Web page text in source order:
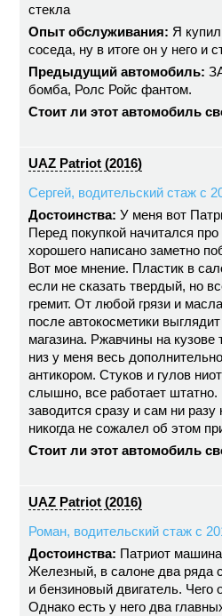
стекла
Опыт обслуживания: Я
соседа, ну в итоге он у него и
Предыдущий автомобиль:
бомба, Ролс Ройс фантом.
Стоит ли этот автомобиль
UAZ Patriot (2016)
Сергей, водительский стаж с
Достоинства: У меня вот
Перед покупкой начитался про
хорошего написано заметно
Вот мое мнение. Пластик в
если не сказать твердый, но
гремит. От любой грязи и
после автокосметики
магазина. Ржавчины на кузове
низ у меня весь
антикором. Стуков и гулов
слышно, все работает штатно.
заводится сразу и сам ни разу
никогда не сожалел об этом
Стоит ли этот автомобиль
UAZ Patriot (2016)
Роман, водительский стаж с
Достоинства: Патриот
Железный, в салоне два ряда
и бензиновый двигатель. Чего
Однако есть у него два